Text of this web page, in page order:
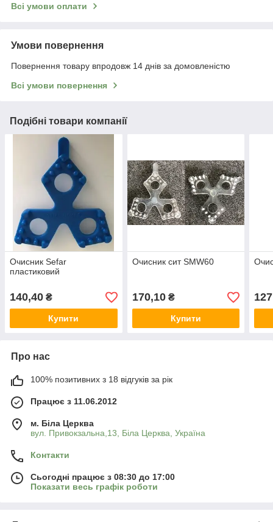
Всі умови оплати
Умови повернення
Повернення товару впродовж 14 днів за домовленістю
Всі умови повернення
Подібні товари компанії
Очисник Sefar
пластиковий
140,40 ₴
Купити
Очисник сит SMW60
170,10₴
Купити
Про нас
100% позитивних з 18 відгуків за рік
Працює з 11.06.2012
м. Біла Церква
вул. Привокзальна,13, Біла Церква, Україна
Контакти
Сьогодні працює з 08:30 до 17:00
Показати весь графік роботи